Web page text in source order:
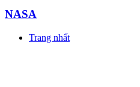
NASA
Trang nhất